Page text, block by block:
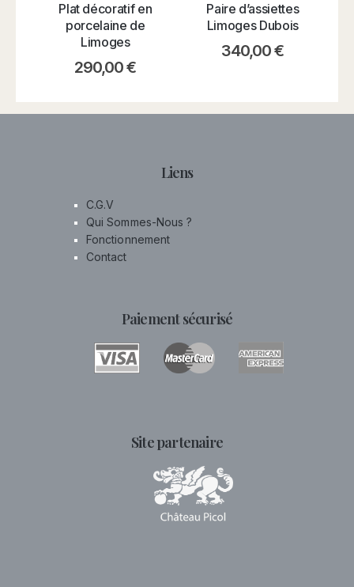
Plat décoratif en
porcelaine de
Limoges
290,00€
Paire d’assiettes
Limoges Dubois
340,00€
Liens
C.G.V
Qui Sommes-Nous ?
Fonctionnement
Contact
Paiement sécurisé
Site partenaire